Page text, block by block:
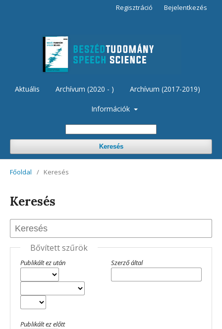
Aktuális Archívum (2020 - ) Archívum (2017-2019)
Információk
Keresés
Regisztráció Bejelentkezés
Főoldal / Keresés
Keresés
Bővített szűrök
Publikált ez után
Publikált ez előtt
Szerző által